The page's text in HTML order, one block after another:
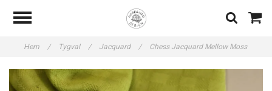
Hem / Tygval / Jacquard / Chess Jacquard Mellow Moss